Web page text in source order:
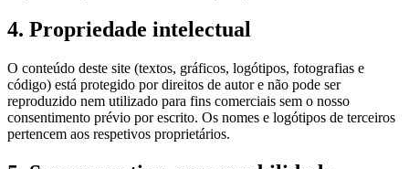
4. Propriedade intelectual
O conteúdo deste site (textos, gráficos, logótipos, fotografias e
código) está protegido por direitos de autor e não pode ser
reproduzido nem utilizado para fins comerciais sem o nosso
consentimento prévio por escrito. Os nomes e logótipos de terceiros
pertencem aos respetivos proprietários.